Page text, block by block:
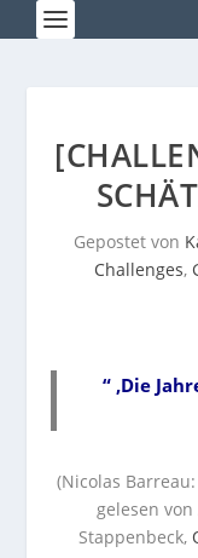
Gepostet von
Challenges,
“ ‚Die
(Nicolas
gelesen
Stappenbeck,